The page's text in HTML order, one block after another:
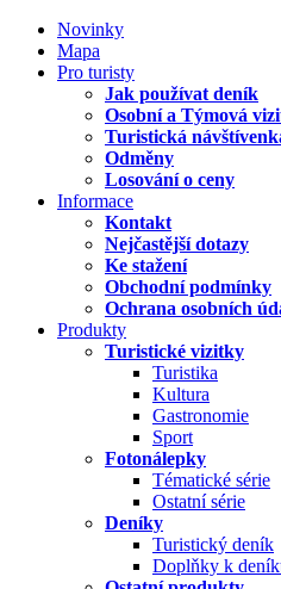
Novinky
Mapa
Pro turisty
Jak používat deník
Osobní a Týmová
Turistická
Odměny
Losování o ceny
Informace
Kontakt
Nejčastější dotazy
Ke stažení
Obchodní podmínky
Ochrana osobních
Produkty
Turistické vizitky
Turistika
Kultura
Gastronomie
Sport
Fotonálepky
Tématické série
Ostatní série
Deníky
Turistický deník
Doplňky k